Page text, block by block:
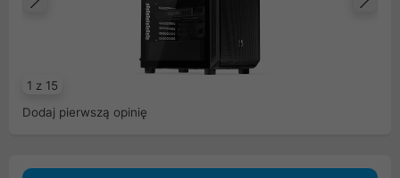
1 z 15
Poprzedni
Dodaj pierwszą opinię